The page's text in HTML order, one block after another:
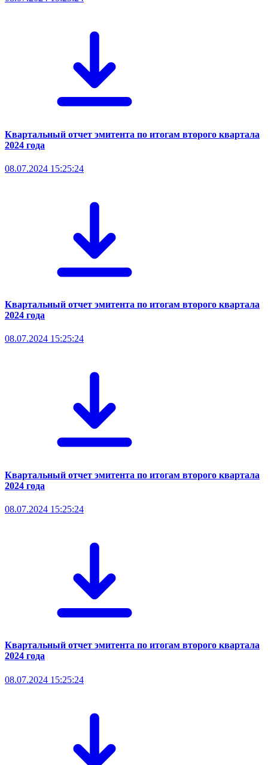
Квартальный отчет эмитента по итогам второго квартала
2024 года
08.07.2024 15:25:24
Квартальный отчет эмитента по итогам второго квартала
2024 года
08.07.2024 15:25:24
Квартальный отчет эмитента по итогам второго квартала
2024 года
08.07.2024 15:25:24
Квартальный отчет эмитента по итогам второго квартала
2024 года
08.07.2024 15:25:24